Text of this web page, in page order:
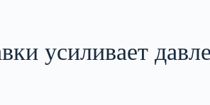
усиливает